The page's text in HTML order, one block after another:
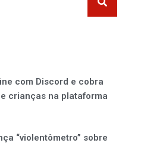
com Discord e cobra
crianças na plataforma
“violentômetro” sobre